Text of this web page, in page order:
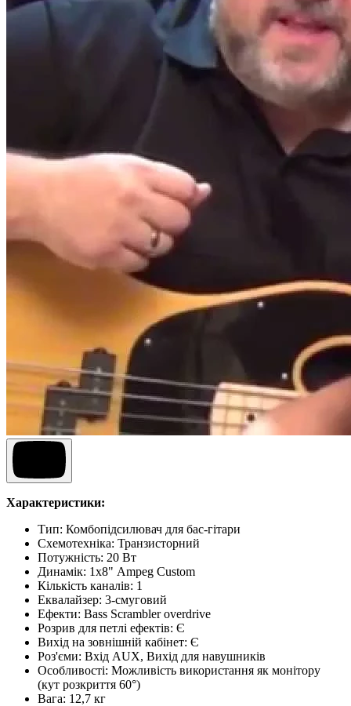
Характеристики:
Тип: Комбопідсилювач для бас-гітари
Схемотехніка: Транзисторний
Потужність: 20 Вт
Динамік: 1х8" Ampeg Custom
Кількість каналів: 1
Еквалайзер: 3-смуговий
Ефекти: Bass Scrambler overdrive
Розрив для петлі ефектів: Є
Вихід на зовнішній кабінет: Є
Роз'єми: Вхід AUX, Вихід для навушників
Особливості: Можливість використання як монітору
(кут розкриття 60°)
Вага: 12,7 кг